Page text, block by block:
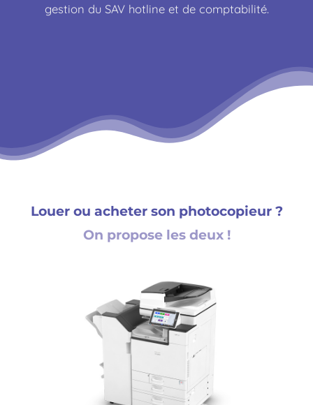
gestion du SAV hotline et de comptabilité.
Louer ou acheter son photocopieur ?
On propose les deux !